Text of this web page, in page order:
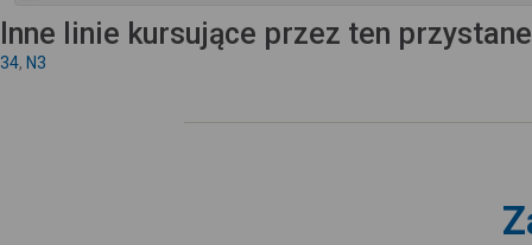
Inne linie kursujące przez ten
34, N3